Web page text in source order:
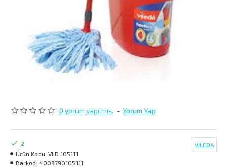
0 yorum yapılmış. - Yorum Yap
2
Ürün Kodu: VLD 105111
Barkod: 4003790105111
VİLEDA